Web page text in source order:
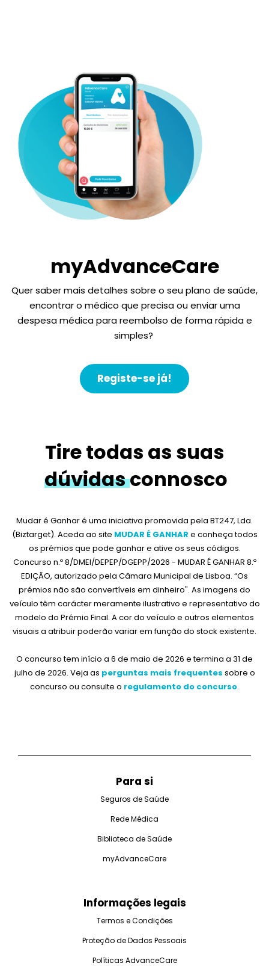
myAdvanceCare
Quer saber mais detalhes sobre o seu plano de saúde,
encontrar o médico que precisa ou enviar uma
despesa médica para reembolso de forma rápida e
simples?
Registe-se já!
Tire todas as suas
dúvidasconnosco
Mudar é Ganhar é uma iniciativa promovida pela BT247, Lda.
(Biztarget). Aceda ao site MUDAR É GANHAR e conheça todos
os prémios que pode ganhar e ative os seus códigos.
Concurso n.º 8/DMEI/DEPEP/DGEPP/2026 - MUDAR É GANHAR 8.º
EDIÇÃO, autorizado pela Câmara Municipal de Lisboa. “Os
prémios não são convertíveis em dinheiro". As imagens do
veículo têm carácter meramente ilustrativo e representativo do
modelo do Prémio Final. A cor do veículo e outros elementos
visuais a atribuir poderão variar em função do stock existente.
O concurso tem início a 6 de maio de 2026 e termina a 31 de
julho de 2026. Veja as perguntas mais frequentes sobre o
concurso ou consulte o regulamento do concurso.
Para si
Seguros de Saúde
Rede Médica
Biblioteca de Saúde
myAdvanceCare
Informações legais
Termos e Condições
Proteção de Dados Pessoais
Políticas AdvanceCare